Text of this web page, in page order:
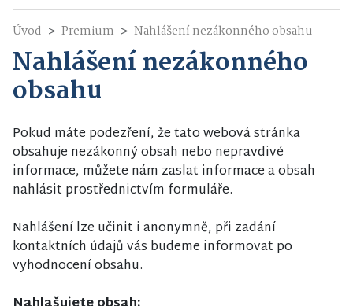
Úvod Premium Nahlášení nezákonného obsahu
Nahlášení nezákonného
obsahu
Pokud máte podezření, že tato webová stránka
obsahuje nezákonný obsah nebo nepravdivé
informace, můžete nám zaslat informace a obsah
nahlásit prostřednictvím formuláře.
Nahlášení lze učinit i anonymně, při zadání
kontaktních údajů vás budeme informovat po
vyhodnocení obsahu.